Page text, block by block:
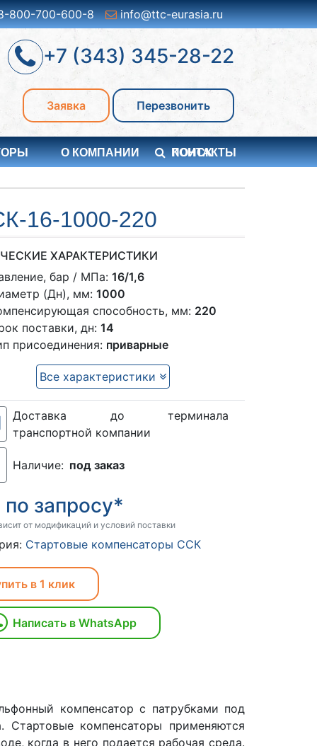
800-700-600-8 info@ttc-eurasia.ru
+7 (343) 345-28-22
Заявка Перезвонить
О КОМПАНИИ КОНТАКТЫ
ПОИСК
1000-220
ХАРАКТЕРИСТИКИ
бар / МПа:16/1,6
(Дн), мм:1000
способность, мм: 220
поставки, дн:14
присоединения: приварные
Все характеристики
Доставка до терминала
транспортной компании
Наличие: под заказ
по запросу*
от модификаций и условий поставки
Стартовые компенсаторы ССК
в 1 клик
Написать в WhatsApp
компенсатор с патрубками под
компенсаторы применяются
когда в него подается рабочая среда.